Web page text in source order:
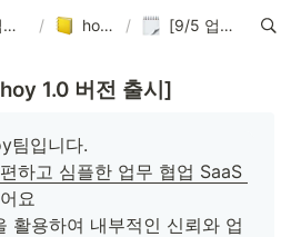
업데이트 노트 & 계획 / hoy 업데이트 노트 / [9/5 업데이트 노트] MVP 출시
1.0 버전 출시]
팀입니다.
하고 심플한 업무 협업 SaaS
요
활용하여 내부적인 신뢰와 업